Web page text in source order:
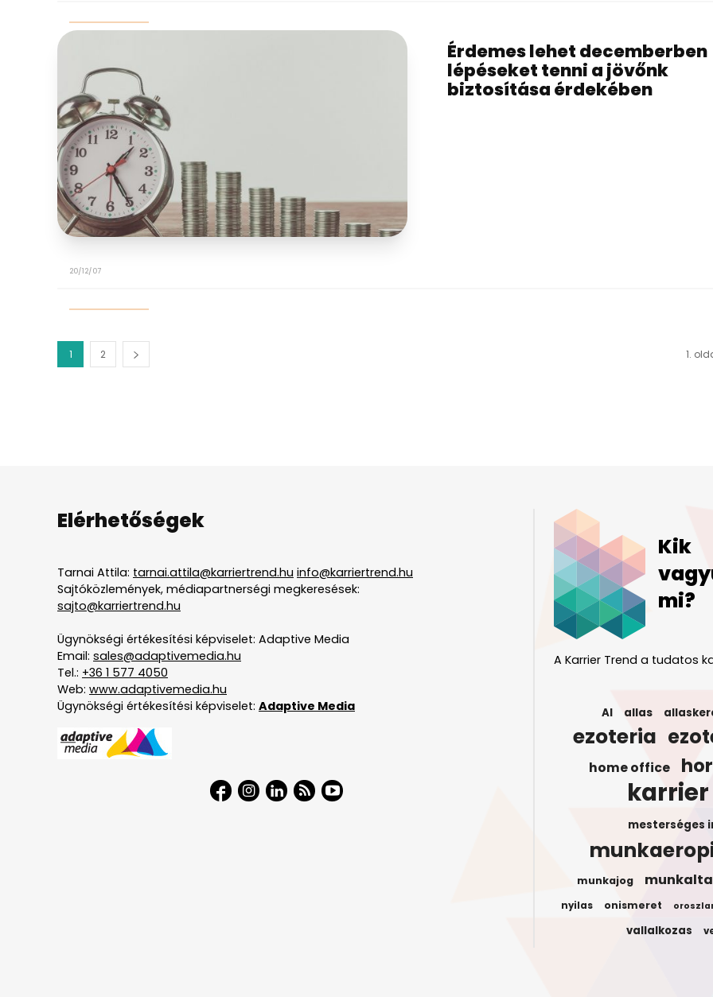
Érdemes lehet decemberben
lépéseket tenni a jövőnk
biztosítása érdekében
20/12/07
1 2 1.
Elérhetőségek
Tarnai Attila: tarnai.attila@karriertrend.hu info@karriertrend.hu
Sajtóközlemények, médiapartnerségi megkeresések:
sajto@karriertrend.hu
Ügynökségi értékesítési képviselet: Adaptive Media
Email: sales@adaptivemedia.hu
Tel.: +36 1 577 4050
Web: www.adaptivemedia.hu
Ügynökségi értékesítési képviselet: Adaptive Media
Kik
mi?
A Karrier Trend a tudatos
AI allas
ezoteria
home office
karrier
mesterséges
munkajog
nyilas onismeret
vallalkozas